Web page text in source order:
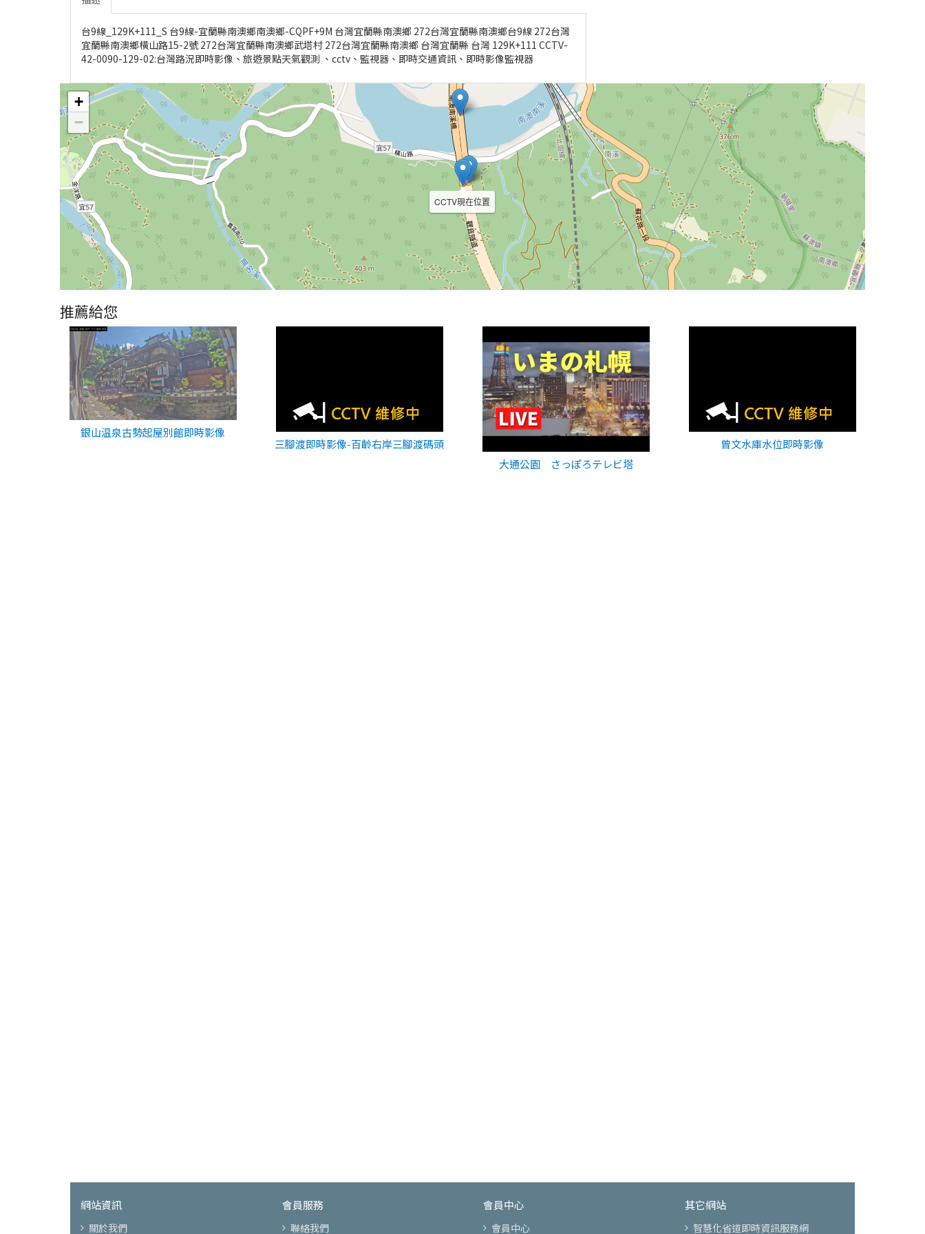
台9線_129K+111_S 台9線-宜蘭縣南澳鄉南澳鄉-CQPF+9M 台灣宜蘭縣南澳鄉 272台灣宜蘭縣南澳鄉台9線 272台灣
宜蘭縣南澳鄉橫山路15-2號 272台灣宜蘭縣南澳鄉武塔村 272台灣宜蘭縣南澳鄉 台灣宜蘭縣 台灣 129K+111 CCTV-
42-0090-129-02:台灣路況即時影像、旅遊景點天氣觀測 、cctv、監視器、即時交通資訊、即時影像監視器
CCTV現在位置
+
−
推薦給您
銀山温泉古勢起屋別館即時影像
三腳渡即時影像-百齡右岸三腳渡碼頭
大通公園 さっぽろテレビ塔
曾文水庫水位即時影像
網站資訊
關於我們
會員服務
聯絡我們
會員中心
會員中心
其它網站
智慧化省道即時資訊服務網